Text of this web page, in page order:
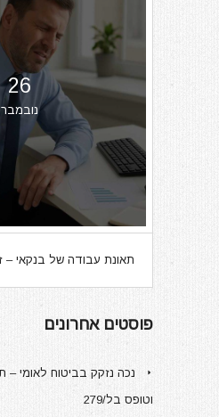
26
נובמבר
תאונת עבודה של בנקאי –
פוסטים אחרונים
וטופס בל/279